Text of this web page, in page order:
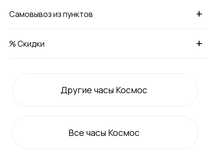
+
Самовывоз из пунктов
+
% Скидки
Другие часы Космос
Все часы Космос